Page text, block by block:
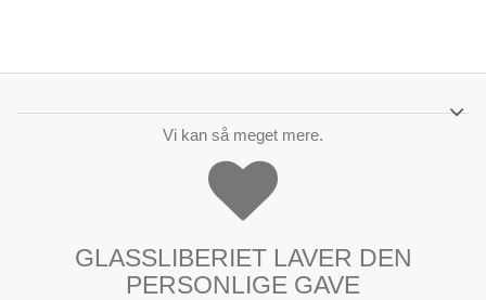
Vi kan så meget mere.
GLASSLIBERIET LAVER DEN
PERSONLIGE GAVE